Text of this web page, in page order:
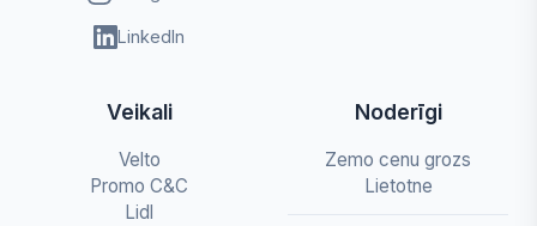
LinkedIn
Veikali
Velto
Promo C&C
Lidl
Noderīgi
Zemo cenu grozs
Lietotne